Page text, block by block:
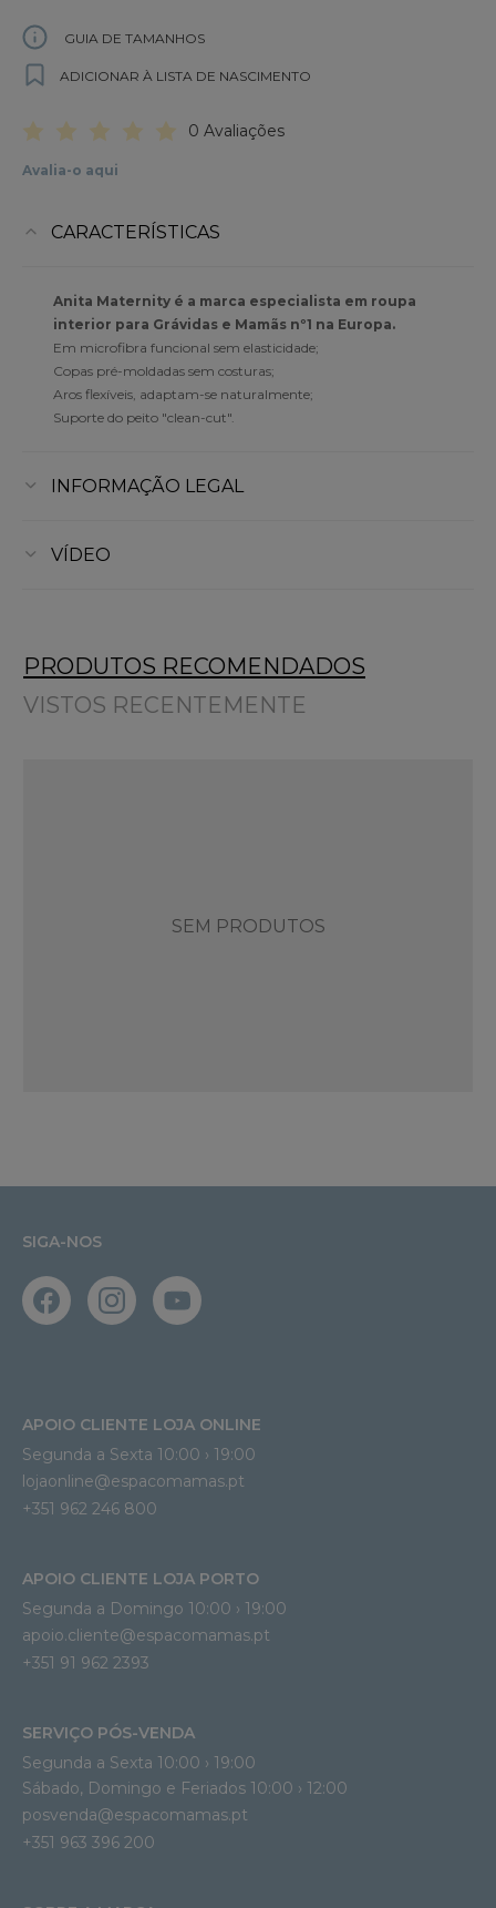
GUIA DE TAMANHOS
ADICIONAR À LISTA DE NASCIMENTO
0 Avaliações
Avalia-o aqui
CARACTERÍSTICAS
Anita Maternity é a marca especialista em roupa
interior para Grávidas e Mamãs nº1 na Europa.
Em microfibra funcional sem elasticidade;
Copas pré-moldadas sem costuras;
Aros flexíveis, adaptam-se naturalmente;
Suporte do peito "clean-cut".
INFORMAÇÃO LEGAL
VÍDEO
PRODUTOS RECOMENDADOS
VISTOS RECENTEMENTE
SEM PRODUTOS
SIGA-NOS
APOIO CLIENTE LOJA ONLINE
Segunda a Sexta 10:00 › 19:00
lojaonline@espacomamas.pt
+351 962 246 800
APOIO CLIENTE LOJA PORTO
Segunda a Domingo 10:00 › 19:00
apoio.cliente@espacomamas.pt
+351 91 962 2393
SERVIÇO PÓS-VENDA
Segunda a Sexta 10:00 › 19:00
Sábado, Domingo e Feriados 10:00 › 12:00
posvenda@espacomamas.pt
+351 963 396 200